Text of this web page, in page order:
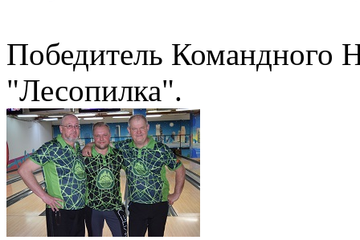
Победитель Командного
"Лесопилка".